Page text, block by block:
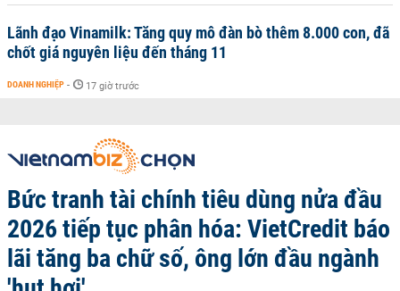
Lãnh đạo Vinamilk: Tăng quy mô đàn bò thêm 8.000 con, đã
chốt giá nguyên liệu đến tháng 11
DOANH NGHIỆP - 17 giờ trước
Bức tranh tài chính tiêu dùng nửa đầu
2026 tiếp tục phân hóa: VietCredit báo
lãi tăng ba chữ số, ông lớn đầu ngành